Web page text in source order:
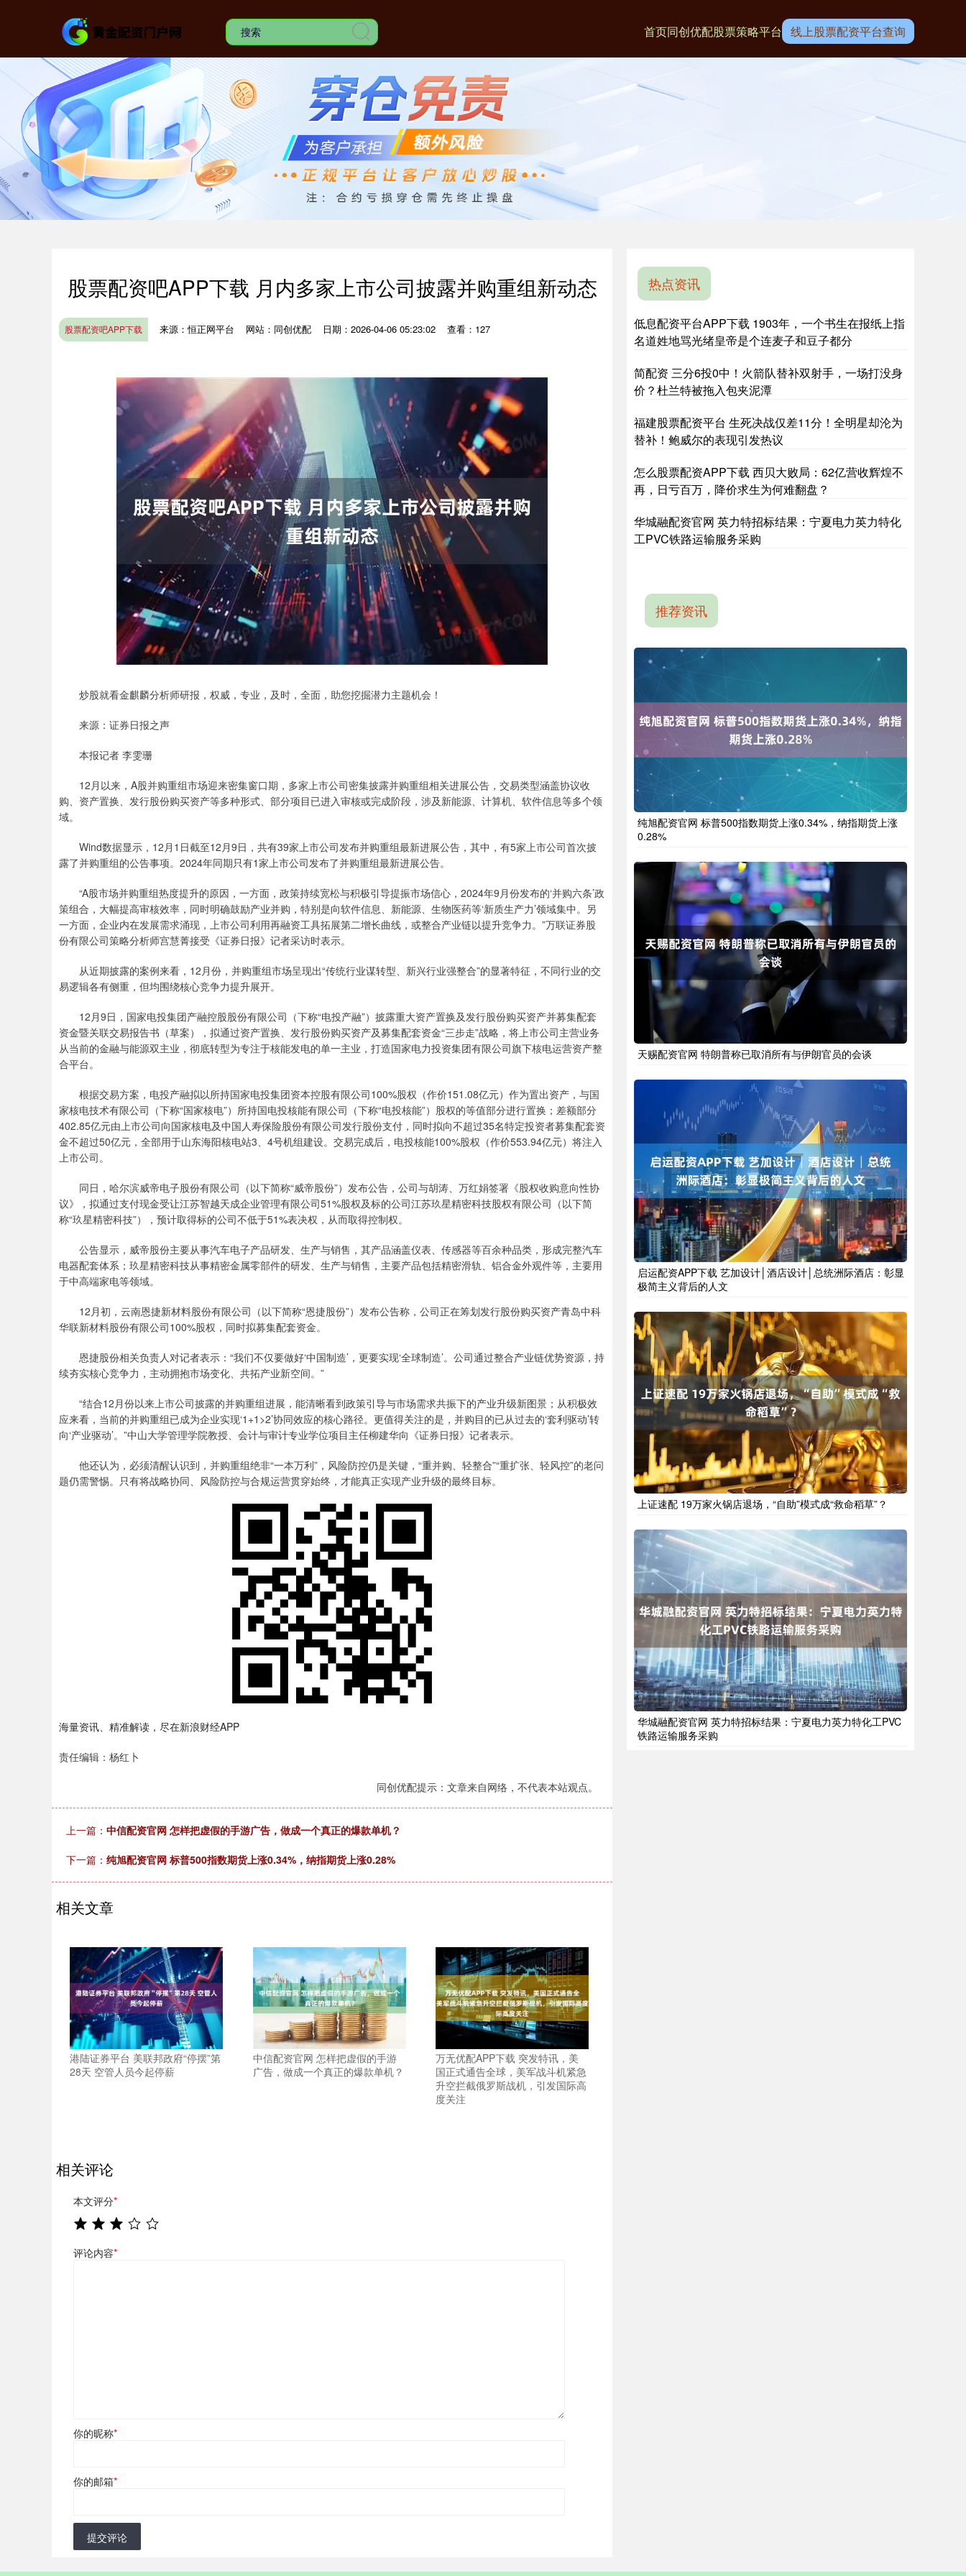
首页同创优配股票策略平台 线上股票配资平台查询
股票配资吧APP下载 月内多家上市公司披露并购重组新动态
股票配资吧APP下载 来源：恒正网平台 网站：同创优配 日期：2026-04-06 05:23:02 查看：127
炒股就看金麒麟分析师研报，权威，专业，及时，全面，助您挖掘潜力主题机会！
来源：证券日报之声
本报记者 李雯珊
12月以来，A股并购重组市场迎来密集窗口期，多家上市公司密集披露并购重组相关进展公告，交易类型涵盖协议收
购、资产置换、发行股份购买资产等多种形式、部分项目已进入审核或完成阶段，涉及新能源、计算机、软件信息等多个领
域。
Wind数据显示，12月1日截至12月9日，共有39家上市公司发布并购重组最新进展公告，其中，有5家上市公司首次披
露了并购重组的公告事项。2024年同期只有1家上市公司发布了并购重组最新进展公告。
“A股市场并购重组热度提升的原因，一方面，政策持续宽松与积极引导提振市场信心，2024年9月份发布的‘并购六条’政
策组合，大幅提高审核效率，同时明确鼓励产业并购，特别是向软件信息、新能源、生物医药等‘新质生产力’领域集中。另
一方面，企业内在发展需求涌现，上市公司利用再融资工具拓展第二增长曲线，或整合产业链以提升竞争力。”万联证券股
份有限公司策略分析师宫慧菁接受《证券日报》记者采访时表示。
从近期披露的案例来看，12月份，并购重组市场呈现出“传统行业谋转型、新兴行业强整合”的显著特征，不同行业的交
易逻辑各有侧重，但均围绕核心竞争力提升展开。
12月9日，国家电投集团产融控股股份有限公司（下称“电投产融”）披露重大资产置换及发行股份购买资产并募集配套
资金暨关联交易报告书（草案），拟通过资产置换、发行股份购买资产及募集配套资金“三步走”战略，将上市公司主营业务
从当前的金融与能源双主业，彻底转型为专注于核能发电的单一主业，打造国家电力投资集团有限公司旗下核电运营资产整
合平台。
根据交易方案，电投产融拟以所持国家电投集团资本控股有限公司100%股权（作价151.08亿元）作为置出资产，与国
家核电技术有限公司（下称“国家核电”）所持国电投核能有限公司（下称“电投核能”）股权的等值部分进行置换；差额部分
402.85亿元由上市公司向国家核电及中国人寿保险股份有限公司发行股份支付，同时拟向不超过35名特定投资者募集配套资
金不超过50亿元，全部用于山东海阳核电站3、4号机组建设。交易完成后，电投核能100%股权（作价553.94亿元）将注入
上市公司。
同日，哈尔滨威帝电子股份有限公司（以下简称“威帝股份”）发布公告，公司与胡涛、万红娟签署《股权收购意向性协
议》，拟通过支付现金受让江苏智越天成企业管理有限公司51%股权及标的公司江苏玖星精密科技股权有限公司（以下简
称“玖星精密科技”），预计取得标的公司不低于51%表决权，从而取得控制权。
公告显示，威帝股份主要从事汽车电子产品研发、生产与销售，其产品涵盖仪表、传感器等百余种品类，形成完整汽车
电器配套体系；玖星精密科技从事精密金属零部件的研发、生产与销售，主要产品包括精密滑轨、铝合金外观件等，主要用
于中高端家电等领域。
12月初，云南恩捷新材料股份有限公司（以下简称“恩捷股份”）发布公告称，公司正在筹划发行股份购买资产青岛中科
华联新材料股份有限公司100%股权，同时拟募集配套资金。
恩捷股份相关负责人对记者表示：“我们不仅要做好‘中国制造’，更要实现‘全球制造’。公司通过整合产业链优势资源，持
续夯实核心竞争力，主动拥抱市场变化、共拓产业新空间。”
“结合12月份以来上市公司披露的并购重组进展，能清晰看到政策引导与市场需求共振下的产业升级新图景；从积极效
应来看，当前的并购重组已成为企业实现‘1+1>2’协同效应的核心路径。更值得关注的是，并购目的已从过去的‘套利驱动’转
向‘产业驱动’。”中山大学管理学院教授、会计与审计专业学位项目主任柳建华向《证券日报》记者表示。
他还认为，必须清醒认识到，并购重组绝非“一本万利”，风险防控仍是关键，“重并购、轻整合”“重扩张、轻风控”的老问
题仍需警惕。只有将战略协同、风险防控与合规运营贯穿始终，才能真正实现产业升级的最终目标。
海量资讯、精准解读，尽在新浪财经APP
责任编辑：杨红卜
同创优配提示：文章来自网络，不代表本站观点。
上一篇： 中信配资官网 怎样把虚假的手游广告，做成一个真正的爆款单机？
下一篇： 纯旭配资官网 标普500指数期货上涨0.34%，纳指期货上涨0.28%
相关文章
港陆证券平台 美联邦政府“停摆”第
28天 空管人员今起停薪
中信配资官网 怎样把虚假的手游
广告，做成一个真正的爆款单机？
万无优配APP下载 突发特讯，美
国正式通告全球，美军战斗机紧急
升空拦截俄罗斯战机，引发国际高
度关注
相关评论
本文评分*
评论内容*
你的昵称*
你的邮箱*
提交评论
热点资讯
低息配资平台APP下载 1903年，一个书生在报纸上指
名道姓地骂光绪皇帝是个连麦子和豆子都分
简配资 三分6投0中！火箭队替补双射手，一场打没身
价？杜兰特被拖入包夹泥潭
福建股票配资平台 生死决战仅差11分！全明星却沦为
替补！鲍威尔的表现引发热议
怎么股票配资APP下载 西贝大败局：62亿营收辉煌不
再，日亏百万，降价求生为何难翻盘？
华城融配资官网 英力特招标结果：宁夏电力英力特化
工PVC铁路运输服务采购
推荐资讯
纯旭配资官网 标普500指数期货上涨0.34%，纳指期货上涨
0.28%
天赐配资官网 特朗普称已取消所有与伊朗官员的会谈
启运配资APP下载 艺加设计│酒店设计│总统洲际酒店：彰显
极简主义背后的人文
上证速配 19万家火锅店退场，“自助”模式成“救命稻草”？
华城融配资官网 英力特招标结果：宁夏电力英力特化工PVC
铁路运输服务采购